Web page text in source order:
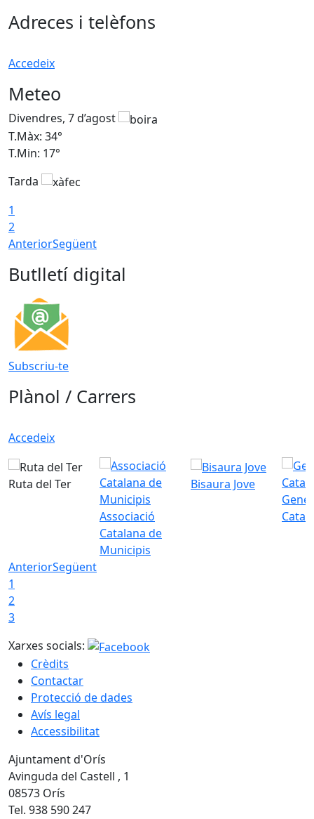
Adreces i telèfons
Accedeix
Meteo
Divendres, 7 d’agost
T.Màx: 34°
T.Min: 17°
Tarda
1
2
AnteriorSegüent
Butlletí digital
Subscriu-te
Plànol / Carrers
Accedeix
Ruta del Ter
Associació
Catalana de
Municipis
Bisaura Jove
AnteriorSegüent
1
2
3
Xarxes socials:
Crèdits
Contactar
Protecció de dades
Avís legal
Accessibilitat
Ajuntament d'Orís
Avinguda del Castell , 1
08573 Orís
Tel. 938 590 247